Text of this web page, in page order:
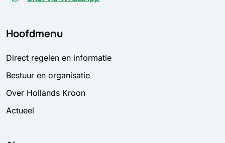
Hoofdmenu
Direct regelen en informatie
Bestuur en organisatie
Over Hollands Kroon
Actueel